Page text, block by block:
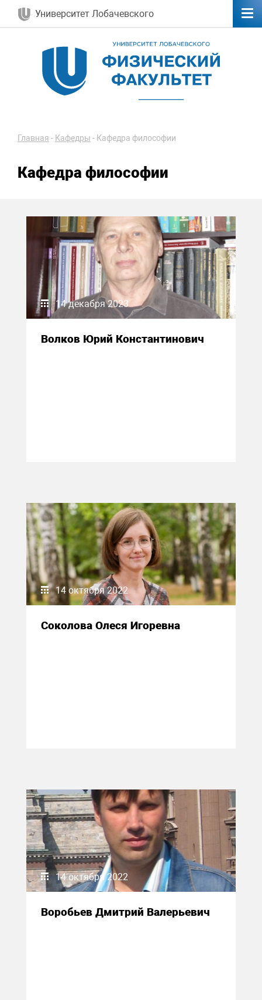
Университет Лобачевского
Главная - Кафедры - Кафедра философии
Кафедра философии
14 декабря 2023
Волков Юрий Константинович
14 октября 2022
Соколова Олеся Игоревна
14 октября 2022
Воробьев Дмитрий Валерьевич